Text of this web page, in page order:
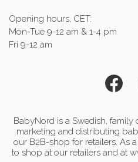
Opening hours, CET:
Mon-Tue 9-12 am & 1-4 pm
Fri 9-12 am
BabyNord is a Swedish,
marketing and distributing
our B2B-shop for retailers. As
to shop at our retailers and at